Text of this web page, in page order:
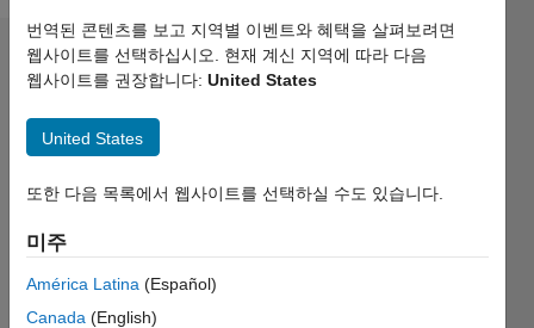
function
reshape
creating
matrix
Thomas
Kozinski
2021 3월
11
번역된 콘텐츠를 보고 지역별 이벤트와 혜택을 살펴보려면
웹사이트를 선택하십시오. 현재 계신 지역에 따라 다음
웹사이트를 권장합니다: United States
United States
또한 다음 목록에서 웹사이트를 선택하실 수도 있습니다.
미주
América Latina (Español)
Canada (English)